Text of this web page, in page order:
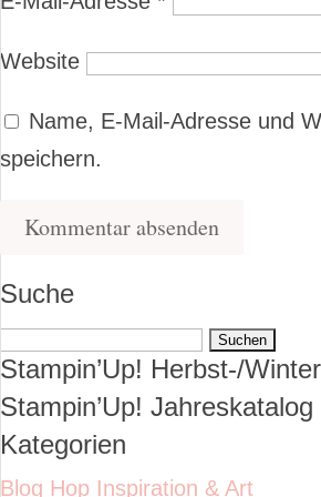
Website
Name, E-Mail-Adresse und
speichern.
Suche
Suchen
nach:
Stampin’Up! Herbst-/
Stampin’Up!
Kategorien
Blog Hop Inspiration & Art